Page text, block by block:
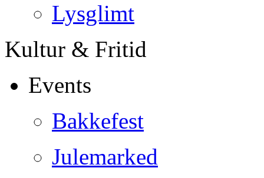
Lysglimt
Kultur & Fritid
Events
Bakkefest
Julemarked